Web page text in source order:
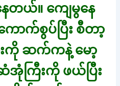
တယ်။ ကျေမွနေ
ာက်စွပ်ပြီး စီတာ့
ားကို ဆက်ကနဲ့ မော့
အုံကြီးကို ဖယ်ပြီး